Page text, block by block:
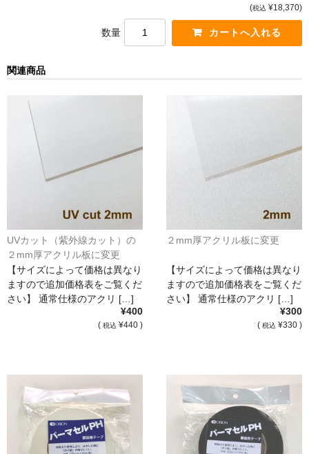
(税込 ¥18,370)
数量
関連商品
UVカット（紫外線カット）の
２mm厚アクリル板に変更
【サイズによって価格は異なり
ますので追加価格表をご覧くだ
さい】 通常仕様のアクリ […]
¥400
( 税込 ¥440 )
２mm厚アクリル板に変更
【サイズによって価格は異なり
ますので追加価格表をご覧くだ
さい】 通常仕様のアクリ […]
¥300
( 税込 ¥330 )